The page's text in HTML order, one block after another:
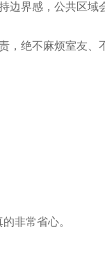
边界感，公共区域
，绝不麻烦室友、
非常省心。